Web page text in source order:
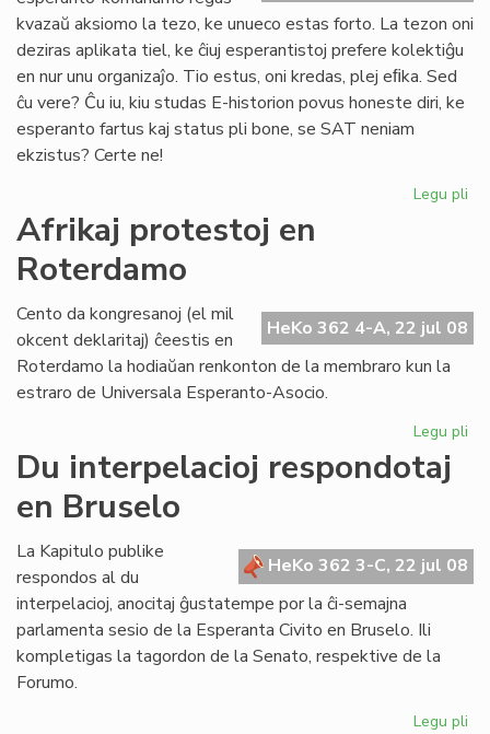
kvazaŭ aksiomo la tezo, ke unueco estas forto. La tezon oni
deziras aplikata tiel, ke ĉiuj esperantistoj prefere kolektiĝu
en nur unu organizaĵo. Tio estus, oni kredas, plej eﬁka. Sed
ĉu vere? Ĉu iu, kiu studas E-historion povus honeste diri, ke
esperanto fartus kaj status pli bone, se SAT neniam
ekzistus? Certe ne!
Legu pli
Afrikaj protestoj en
Roterdamo
HeKo 362 4-A, 22 jul 08
Cento da kongresanoj (el mil
okcent deklaritaj) ĉeestis en
Roterdamo la hodiaŭan renkonton de la membraro kun la
estraro de Universala Esperanto-Asocio.
Legu pli
Du interpelacioj respondotaj
en Bruselo
HeKo 362 3-C, 22 jul 08
La Kapitulo publike
respondos al du
interpelacioj, anocitaj ĝustatempe por la ĉi-semajna
parlamenta sesio de la Esperanta Civito en Bruselo. Ili
kompletigas la tagordon de la Senato, respektive de la
Forumo.
Legu pli